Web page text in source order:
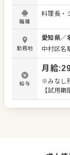
メニュー
客・調理
す。よ
築についての
開店、閉
ク、レジ
理、電話
入れや在
・アルバイト
きましょ
すので
ズ転職
職種
料理長・
勤務地
愛知県／
中村区名
給与
月給:
※みなし
【試用